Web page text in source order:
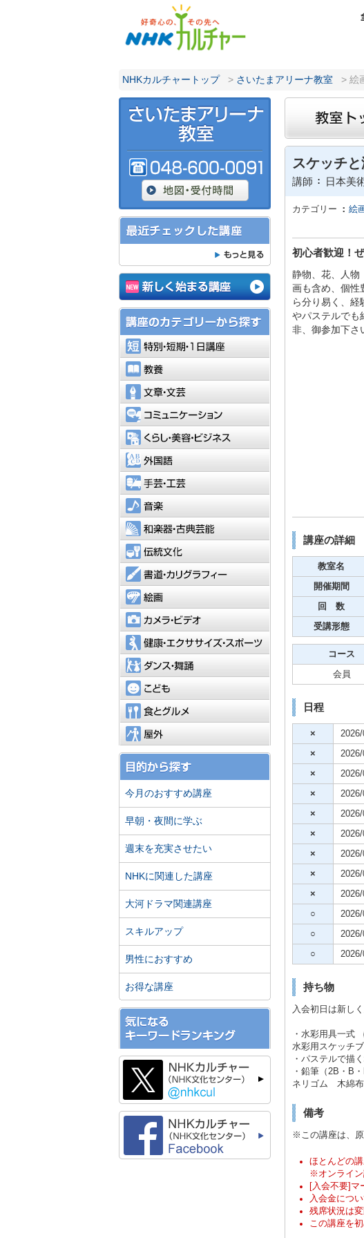
NHKカルチャートップ > さいたまアリーナ教室 > 絵
スケッチ
講師 日本美
カテゴリー 絵
初心者歓迎！
静物、花、人物
画も含め、個性
ら分り易く、経
やパステルでも
非、御参加下さ
講座の詳細
教室名
開催期間
回 数
受講形態
コース
会員
日程
×
×
×
×
×
×
×
×
×
○
○
○
持ち物
入会初日は新し
・水彩用具一式
水彩用スケッチ
・パステルで描
・鉛筆（2B・B
ネリゴム 木綿
備考
※この講座は、原
ほとんどの
※オンライン
[入会不要]
入会金につ
残席状況は
この講座を
伝統文化
書道・カリグラフィー
カメラ・ビデオ
健康・エクササイズ
こども
食とグルメ
今月のおすすめ講座
早朝・夜間に学ぶ
週末を充実させたい
NHKに関連した講座
大河ドラマ関連講座
スキルアップ
男性におすすめ
お得な講座